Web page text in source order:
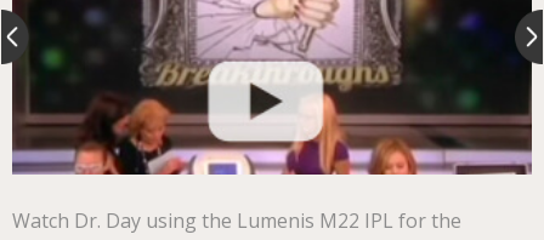
Watch Dr. Day using the Lumenis M22 IPL for the